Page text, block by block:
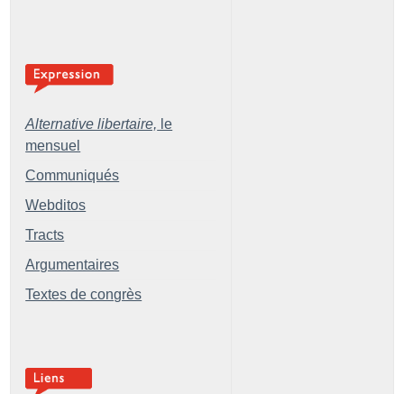
Alternative libertaire, le
mensuel
Communiqués
Webditos
Tracts
Argumentaires
Textes de congrès